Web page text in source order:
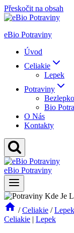
Přeskočit na obsah
eBio Potraviny
Úvod
Celiakie
Lepek
Potraviny
Bio
O Nás
Kontakty
eBio Potraviny
/ Celiakie / Lepek
Celiakie | Lepek